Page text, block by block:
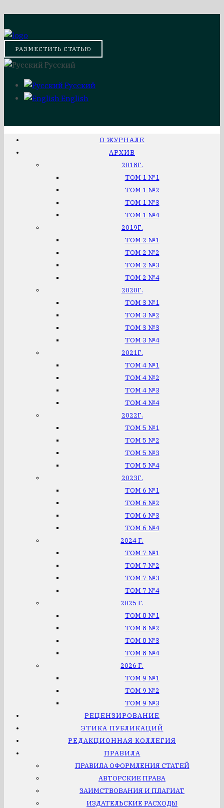
РАЗМЕСТИТЬ СТАТЬЮ
Русский
Русский
English
О ЖУРНАЛЕ
АРХИВ
2018Г.
ТОМ 1 №1
ТОМ 1 №2
ТОМ 1 №3
ТОМ 1 №4
2019Г.
ТОМ 2 №1
ТОМ 2 №2
ТОМ 2 №3
ТОМ 2 №4
2020Г.
ТОМ 3 №1
ТОМ 3 №2
ТОМ 3 №3
ТОМ 3 №4
2021Г.
ТОМ 4 №1
ТОМ 4 №2
ТОМ 4 №3
ТОМ 4 №4
2022Г.
ТОМ 5 №1
ТОМ 5 №2
ТОМ 5 №3
ТОМ 5 №4
2023Г.
ТОМ 6 №1
ТОМ 6 №2
ТОМ 6 №3
ТОМ 6 №4
2024 Г.
ТОМ 7 №1
ТОМ 7 №2
ТОМ 7 №3
ТОМ 7 №4
2025 Г.
ТОМ 8 №1
ТОМ 8 №2
ТОМ 8 №3
ТОМ 8 №4
2026 Г.
ТОМ 9 №1
ТОМ 9 №2
ТОМ 9 №3
РЕЦЕНЗИРОВАНИЕ
ЭТИКА ПУБЛИКАЦИЙ
РЕДАКЦИОННАЯ КОЛЛЕГИЯ
ПРАВИЛА
ПРАВИЛА ОФОРМЛЕНИЯ СТАТЕЙ
АВТОРСКИЕ ПРАВА
ЗАИМСТВОВАНИЯ И ПЛАГИАТ
ИЗДАТЕЛЬСКИЕ РАСХОДЫ